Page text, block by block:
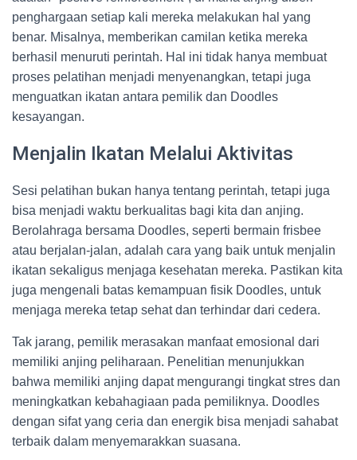
penghargaan setiap kali mereka melakukan hal yang
benar. Misalnya, memberikan camilan ketika mereka
berhasil menuruti perintah. Hal ini tidak hanya membuat
proses pelatihan menjadi menyenangkan, tetapi juga
menguatkan ikatan antara pemilik dan Doodles
kesayangan.
Menjalin Ikatan Melalui Aktivitas
Sesi pelatihan bukan hanya tentang perintah, tetapi juga
bisa menjadi waktu berkualitas bagi kita dan anjing.
Berolahraga bersama Doodles, seperti bermain frisbee
atau berjalan-jalan, adalah cara yang baik untuk menjalin
ikatan sekaligus menjaga kesehatan mereka. Pastikan kita
juga mengenali batas kemampuan fisik Doodles, untuk
menjaga mereka tetap sehat dan terhindar dari cedera.
Tak jarang, pemilik merasakan manfaat emosional dari
memiliki anjing peliharaan. Penelitian menunjukkan
bahwa memiliki anjing dapat mengurangi tingkat stres dan
meningkatkan kebahagiaan pada pemiliknya. Doodles
dengan sifat yang ceria dan energik bisa menjadi sahabat
terbaik dalam menyemarakkan suasana.